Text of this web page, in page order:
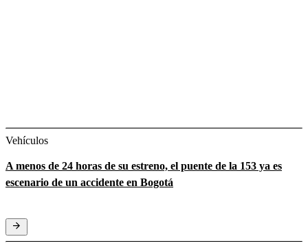
Vehículos
A menos de 24 horas de su estreno, el puente de la 153 ya es
escenario de un accidente en Bogotá